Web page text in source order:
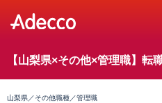
【山梨県×その他×管理職】転
山梨県／その他職種／管理職